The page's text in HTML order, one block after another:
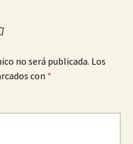
no será publicada. Los
con *